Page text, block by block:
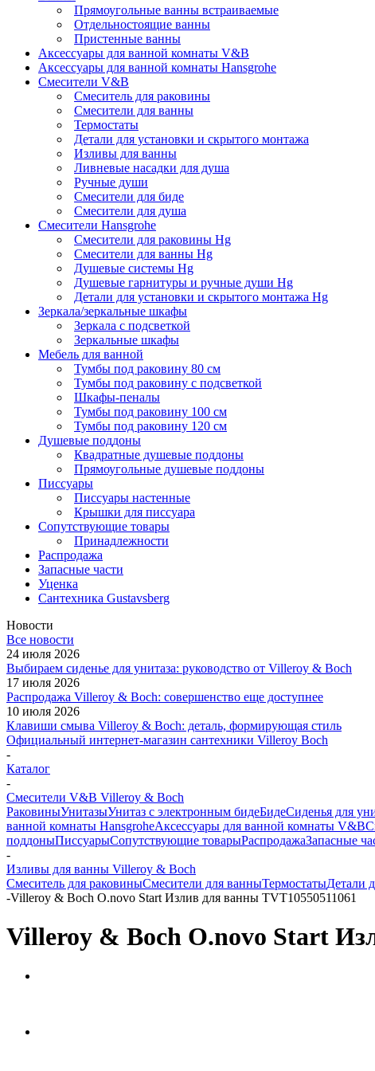
Прямоугольные ванны встраиваемые
Отдельностоящие ванны
Пристенные ванны
Аксессуары для ванной комнаты V&B
Аксессуары для ванной комнаты Hansgrohe
Смесители V&B
Смеситель для раковины
Смесители для ванны
Термостаты
Детали для установки и скрытого монтажа
Изливы для ванны
Ливневые насадки для душа
Ручные души
Смесители для биде
Смесители для душа
Смесители Hansgrohe
Смесители для раковины Hg
Смесители для ванны Hg
Душевые системы Hg
Душевые гарнитуры и ручные души Hg
Детали для установки и скрытого монтажа Hg
Зеркала/зеркальные шкафы
Зеркала с подсветкой
Зеркальные шкафы
Мебель для ванной
Тумбы под раковину 80 см
Тумбы под раковину с подсветкой
Шкафы-пеналы
Тумбы под раковину 100 см
Тумбы под раковину 120 см
Душевые поддоны
Квадратные душевые поддоны
Прямоугольные душевые поддоны
Писсуары
Писсуары настенные
Крышки для писсуара
Сопутствующие товары
Принадлежности
Распродажа
Запасные части
Уценка
Сантехника Gustavsberg
Новости
Все новости
24 июля 2026
Выбираем сиденье для унитаза: руководство от Villeroy & Boch
17 июля 2026
Распродажа Villeroy & Boch: совершенство еще доступнее
10 июля 2026
Клавиши смыва Villeroy & Boch: деталь, формирующая стиль
Официальный интернет-магазин сантехники Villeroy Boch
-
Каталог
-
Смесители V&B Villeroy & Boch
РаковиныУнитазыУнитаз с электронным бидеБидеСиденья для
ванной комнаты HansgroheАксессуары для ванной комнаты V&B
поддоныПиссуарыСопутствующие товарыРаспродажаЗапасные
-
Изливы для ванны Villeroy & Boch
Смеситель для раковиныСмесители для ванныТермостатыДетали
-Villeroy & Boch O.novo Start Излив для ванны TVT10550511061
Villeroy & Boch O.novo Start